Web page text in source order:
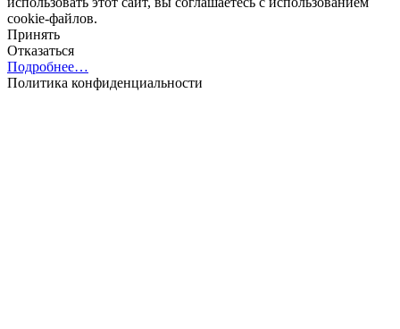
cookie-файлов.
Принять
Отказаться
Подробнее…
Политика конфиденциальности